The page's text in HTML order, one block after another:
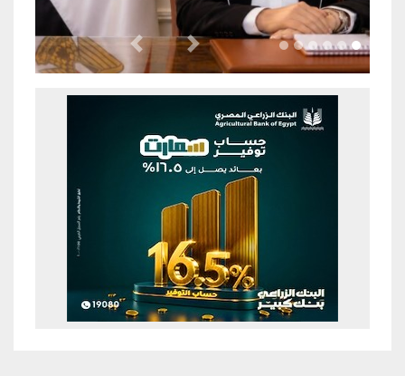
Previous Next